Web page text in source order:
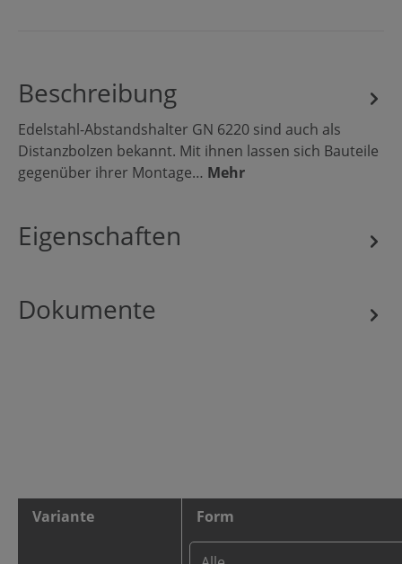
Beschreibung
Edelstahl-Abstandshalter GN 6220 sind auch als
Distanzbolzen bekannt. Mit ihnen lassen sich Bauteile
gegenüber ihrer Montage… Mehr
Eigenschaften
Dokumente
Variante Form